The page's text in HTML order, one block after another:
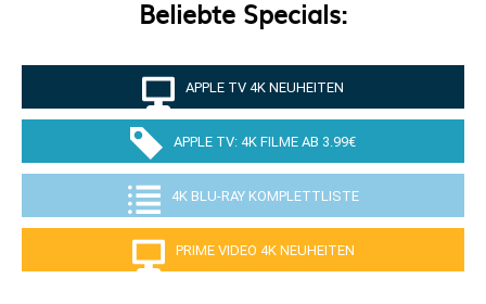
Beliebte Specials:
APPLE TV 4K NEUHEITEN
APPLE TV: 4K FILME AB 3.99€
4K BLU-RAY KOMPLETTLISTE
PRIME VIDEO 4K NEUHEITEN